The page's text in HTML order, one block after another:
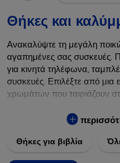
Θήκες και
Ανακαλύψτε τη μεγάλη
αγαπημένες σας συσκευές.
για κινητά τηλέφωνα,
συσκευές. Επιλέξτε από μια
χρωμάτων που ταιριάζουν
πτώσεις και άλλες φθορές,
και τη διάρκεια ζωής των
Θήκες για βιβλία